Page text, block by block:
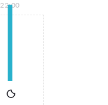
22:00